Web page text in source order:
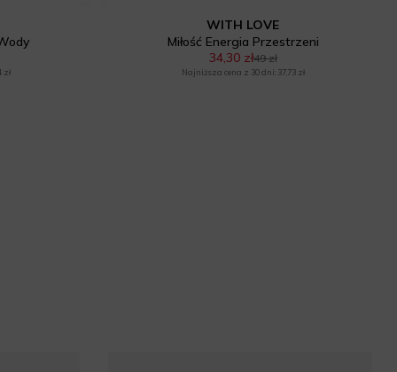
zł
WITH LOVE
Miłość Energia Przestrzeni
34,30 zł49 zł
Najniższa cena z 30 dni: 37,73 zł